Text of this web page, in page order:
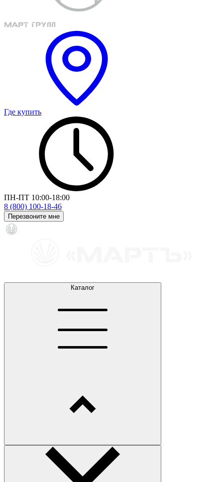
Где купить
ПН-ПТ 10:00-18:00
8 (800) 100-18-46
Перезвоните мне
Каталог